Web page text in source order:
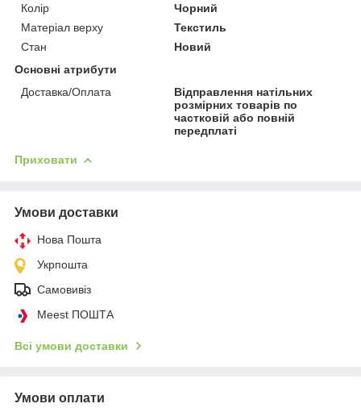
Колір
Чорний
Матеріал верху
Текстиль
Стан
Новий
Основні атрибути
Доставка/Оплата
Відправлення натільних
розмірних товарів по
частковій або повній
передплаті
Приховати
Умови доставки
Нова Пошта
Укрпошта
Самовивіз
Meest ПОШТА
Всі умови доставки
Умови оплати